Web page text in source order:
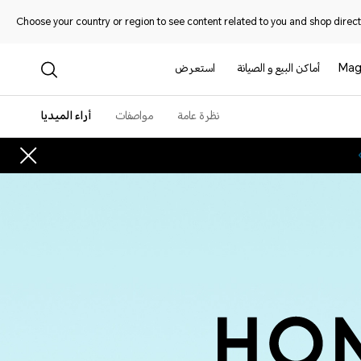
Choose your country or region to see content related to you and shop
أماكن البيع و الصيانة استعرض
نظرة عامة مواصفات أراء الميديا